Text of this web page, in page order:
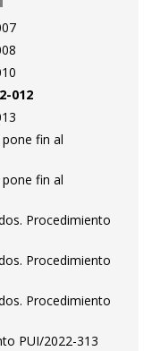
012
fin al
fin al
Procedimiento
Procedimiento
Procedimiento
PUI/2022-313